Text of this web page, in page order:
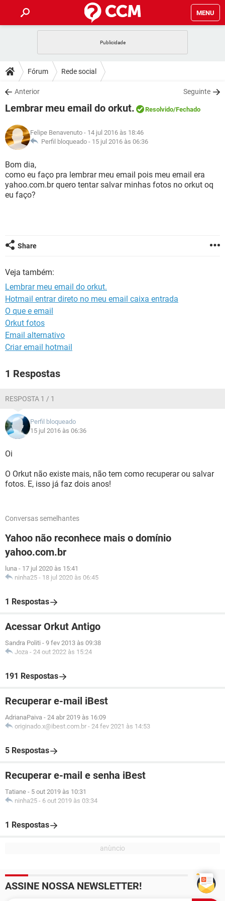
MENU
CELULAR
OUTLOOK
INSTAGRAM GMAIL
GUIA DE COMPRAS
DICAS
JOGOS
INSTAGRAM GMAIL
GUIA DE COMPRAS
DOWNLOADS
JOGOS WHATSAPP
CELULAR
OUTLOOK EXCEL
INSTAGRAM
GUIA DE COMPRAS
JOGOS WHATSAPP
CELULAR
OUTLOOK
INSTAGRAM GMAIL
GLOSSÁRIO
JOGOS
CELULAR FACEBOOK
OUTLOOK
Fórum Rede social
Anterior Seguinte
Lembrar meu email do orkut. Resolvido/Fechado
Felipe Benavenuto - 14 jul 2016 às 18:46
Perfil bloqueado - 15 jul 2016 às 06:36
Bom dia,
como eu faço pra lembrar meu email pois meu email era
yahoo.com.br quero tentar salvar minhas fotos no orkut oq
eu faço?
Share
Veja também:
Lembrar meu email do orkut.
Hotmail entrar direto no meu email caixa entrada
O que e email
Orkut fotos
Email alternativo
Criar email hotmail
1 Respostas
RESPOSTA 1 / 1
Perfil bloqueado
15 jul 2016 às 06:36
Oi
O Orkut não existe mais, não tem como recuperar ou salvar
fotos. E, isso já faz dois anos!
Conversas semelhantes
Yahoo não reconhece mais o domínio
yahoo.com.br
luna - 17 jul 2020 às 15:41
ninha25 - 18 jul 2020 às 06:45
1 Respostas
Acessar Orkut Antigo
Sandra Politi - 9 fev 2013 às 09:38
Joza - 24 out 2022 às 15:24
191 Respostas
Recuperar e-mail iBest
AdrianaPaiva - 24 abr 2019 às 16:09
originado.x@ibest.com.br - 24 fev 2021 às 14:53
5 Respostas
Recuperar e-mail e senha iBest
Tatiane - 5 out 2019 às 10:31
ninha25 - 6 out 2019 às 03:34
1 Respostas
ASSINE NOSSA NEWSLETTER!